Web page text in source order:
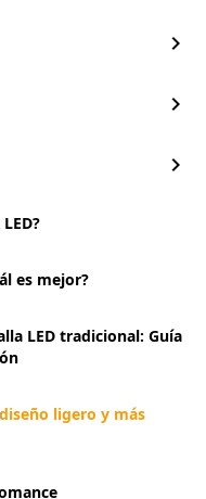
chevron_right
chevron_right
chevron_right
es mejor?
LED tradicional: Guía
ligero y más